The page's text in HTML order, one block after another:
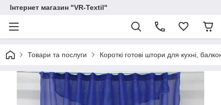
Інтернет магазин "VR-Textil"
Товари та послуги Короткі готові штори для кухні,